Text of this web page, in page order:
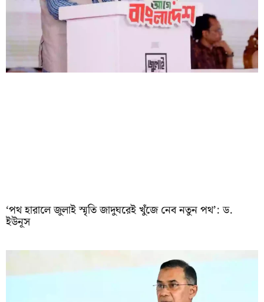
‘পথ হারালে জুলাই স্মৃতি জাদুঘরেই খুঁজে নেব নতুন পথ’: ড.
ইউনূস